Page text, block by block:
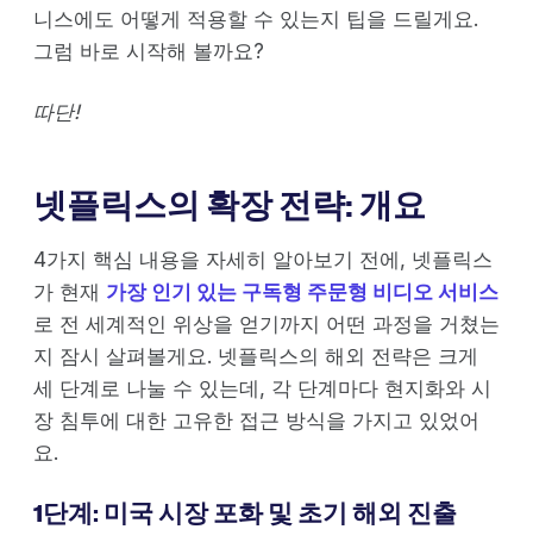
니스에도 어떻게 적용할 수 있는지 팁을 드릴게요.
그럼 바로 시작해 볼까요?
따단!
넷플릭스의 확장 전략: 개요
4가지 핵심 내용을 자세히 알아보기 전에, 넷플릭스
가 현재 가장 인기 있는 구독형 주문형 비디오 서비스
로 전 세계적인 위상을 얻기까지 어떤 과정을 거쳤는
지 잠시 살펴볼게요. 넷플릭스의 해외 전략은 크게
세 단계로 나눌 수 있는데, 각 단계마다 현지화와 시
장 침투에 대한 고유한 접근 방식을 가지고 있었어
요.
1단계: 미국 시장 포화 및 초기 해외 진출